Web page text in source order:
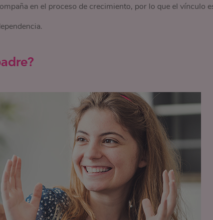
en el proceso de crecimiento, por lo que el vínculo